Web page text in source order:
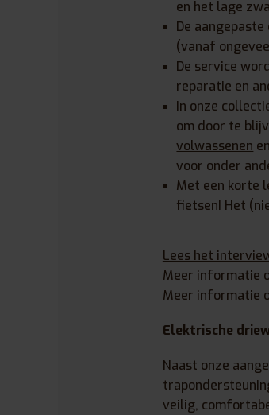
en het lage
De
(vanaf
De service
reparatie en
In onze
om door te
volwassenen en
voor onder
Met een korte
fietsen! Het
Lees het
Meer informatie
Meer informatie
Elektrische
Naast onze
veilig,